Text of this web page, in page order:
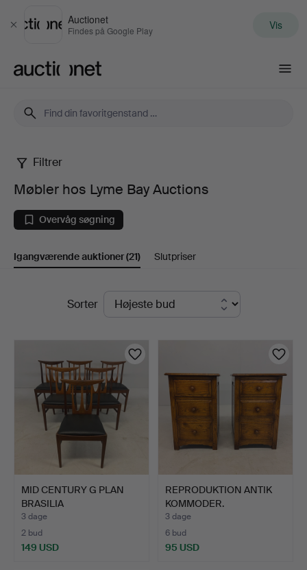
Luk
Auctionet
Findes på Google Play Vis
Møbler
hos
Lyme
Bay
Auctions
Filtrer
Møbler hos Lyme Bay Auctions
Overvåg søgning
Igangværende auktioner(21) Slutpriser
Igangværende
Sorter
MID CENTURY G PLAN
BRASILIA
SPISEBORDSSTOL…
3 dage
2 bud
149 USD
REPRODUKTION ANTIK
KOMMODER.
3 dage
6 bud
95 USD